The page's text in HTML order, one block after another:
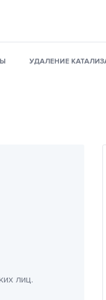
УДАЛЕНИЕ
лиц.